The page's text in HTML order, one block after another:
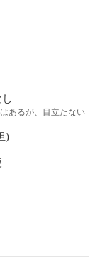
あるが、目立たない
)